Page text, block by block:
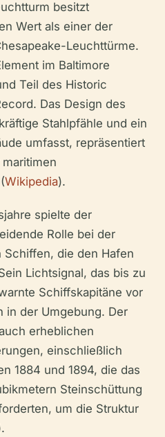
besitzt
Wert als einer der
Leuchttürme.
im Baltimore
Teil des Historic
Das Design des
Stahlpfähle und ein
umfasst, repräsentiert
Wikipedia).
spielte der
Rolle bei der
die den Hafen
Lichtsignal, das bis zu
Schiffskapitäne vor
in der Umgebung. Der
erheblichen
einschließlich
1884 und 1894, die das
Steinschüttung
um die Struktur